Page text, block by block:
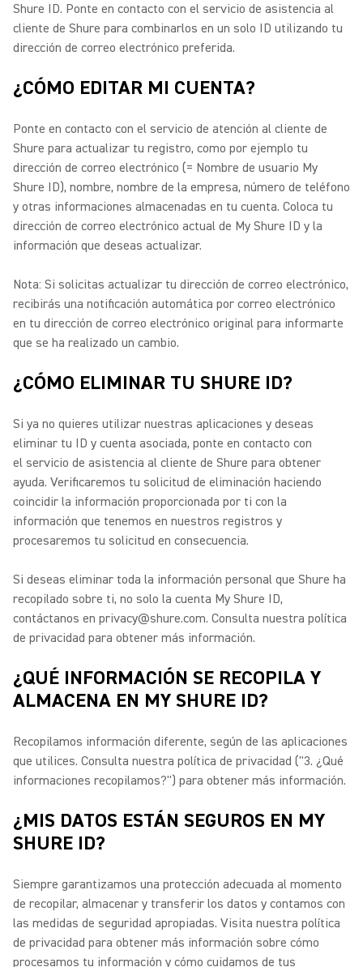
Shure ID. Ponte en contacto con el servicio de asistencia al
cliente de Shure para combinarlos en un solo ID utilizando tu
dirección de correo electrónico preferida.
¿CÓMO EDITAR MI CUENTA?
Ponte en contacto con el servicio de atención al cliente de
Shure para actualizar tu registro, como por ejemplo tu
dirección de correo electrónico (= Nombre de usuario My
Shure ID), nombre, nombre de la empresa, número de teléfono
y otras informaciones almacenadas en tu cuenta. Coloca tu
dirección de correo electrónico actual de My Shure ID y la
información que deseas actualizar.
Nota: Si solicitas actualizar tu dirección de correo electrónico,
recibirás una notificación automática por correo electrónico
en tu dirección de correo electrónico original para informarte
que se ha realizado un cambio.
¿CÓMO ELIMINAR TU SHURE ID?
Si ya no quieres utilizar nuestras aplicaciones y deseas
eliminar tu ID y cuenta asociada, ponte en contacto con
el servicio de asistencia al cliente de Shure para obtener
ayuda. Verificaremos tu solicitud de eliminación haciendo
coincidir la información proporcionada por ti con la
información que tenemos en nuestros registros y
procesaremos tu solicitud en consecuencia.
Si deseas eliminar toda la información personal que Shure ha
recopilado sobre ti, no solo la cuenta My Shure ID,
contáctanos en privacy@shure.com. Consulta nuestra política
de privacidad para obtener más información.
¿QUÉ INFORMACIÓN SE RECOPILA Y
ALMACENA EN MY SHURE ID?
Recopilamos información diferente, según de las aplicaciones
que utilices. Consulta nuestra política de privacidad ("3. ¿Qué
informaciones recopilamos?") para obtener más información.
¿MIS DATOS ESTÁN SEGUROS EN MY
SHURE ID?
Siempre garantizamos una protección adecuada al momento
de recopilar, almacenar y transferir los datos y contamos con
las medidas de seguridad apropiadas. Visita nuestra política
de privacidad para obtener más información sobre cómo
procesamos tu información y cómo cuidamos de tus